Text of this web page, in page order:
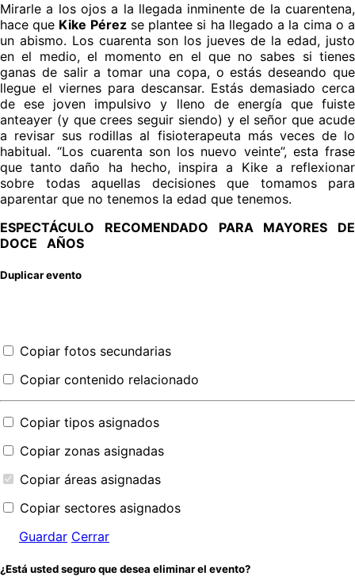
Mirarle a los ojos a la llegada inminente de la cuarentena,
hace que Kike Pérezse plantee si ha llegado a la cima o a
un abismo. Los cuarenta son los jueves de la edad, justo
en el medio, el momento en el que no sabes si tienes
ganas de salir a tomar una copa, o estás deseando que
llegue el viernes para descansar. Estás demasiado cerca
de ese joven impulsivo y lleno de energía que fuiste
anteayer (y que crees seguir siendo) y el señor que acude
a revisar sus rodillas al fisioterapeuta más veces de lo
habitual. “Los cuarenta son los nuevo veinte”, esta frase
que tanto daño ha hecho, inspira a Kike a reflexionar
sobre todas aquellas decisiones que tomamos para
aparentar que no tenemos la edad que tenemos.
ESPECTÁCULO RECOMENDADO PARA MAYORES DE
DOCE AÑOS
Duplicar evento
Copiar fotos secundarias
Copiar contenido relacionado
Copiar tipos asignados
Copiar zonas asignadas
Copiar áreas asignadas
Copiar sectores asignados
Guardar Cerrar
¿Está usted seguro que desea eliminar el evento?